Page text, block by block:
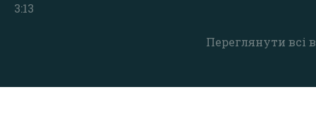
Переглянути всі
3:13